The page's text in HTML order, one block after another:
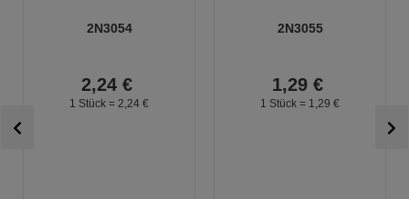
2N3054
2,24 €
1 Stück = 2, 24 €
2N3055
1,29 €
1 Stück = 1, 29 €